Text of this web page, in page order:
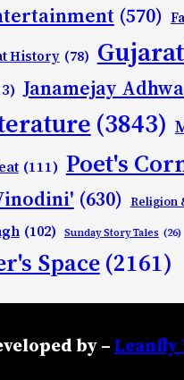
(570)
History (78)
Janamejay
(3843)
(111) Poet's
(630) Religion
(102) Sunday Story Tales (26)
Space (2161)
by –Leanfly